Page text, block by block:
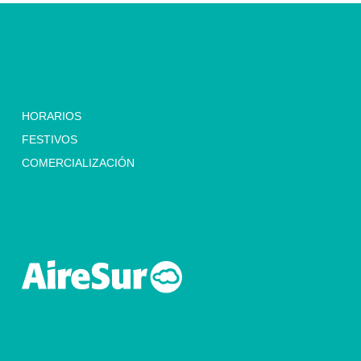
HORARIOS
FESTIVOS
COMERCIALIZACIÓN